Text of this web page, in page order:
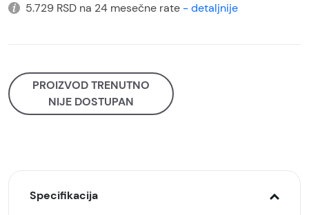
5.729 RSD na 24 mesečne rate - detaljnije
PROIZVOD TRENUTNO
NIJE DOSTUPAN
Specifikacija